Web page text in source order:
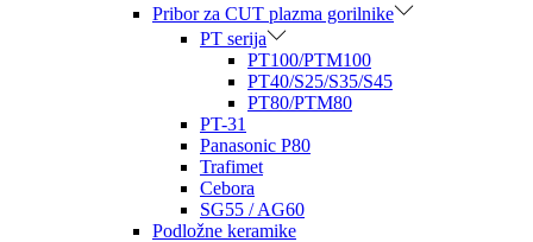
Pribor za CUT plazma gorilnike
PT serija
PT100/PTM100
PT40/S25/S35/S45
PT80/PTM80
PT-31
Panasonic P80
Trafimet
Cebora
SG55 / AG60
Podložne keramike